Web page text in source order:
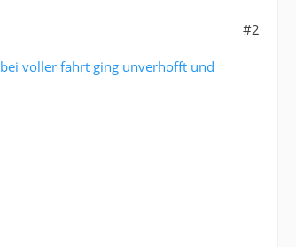
#2
bei voller fahrt ging unverhofft und